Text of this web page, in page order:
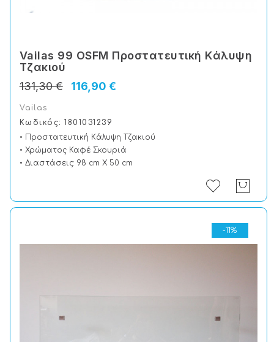
Vailas 99 OSFM Προστατευτική Kάλυψη
Tζακιού
116,90 €
131,30 €
Vailas
Κωδικός: 1801031239
• Προστατευτική Kάλυψη Tζακιού
• Χρώματος Καφέ Σκουριά
• Διαστάσεις: 98 cm X 50 cm
-11%